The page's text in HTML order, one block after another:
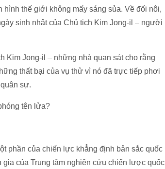
thế giới không mấy sáng sủa. Về đối nôi,
sinh nhật của Chủ tịch Kim Jong-il – người
Kim Jong-il – những nhà quan sát cho rằng
thất bại của vụ thử vì nó đã trực tiếp phơi
sự.
phần của chiến lực khẳng định bản sắc quốc
của Trung tâm nghiên cứu chiến lược quốc